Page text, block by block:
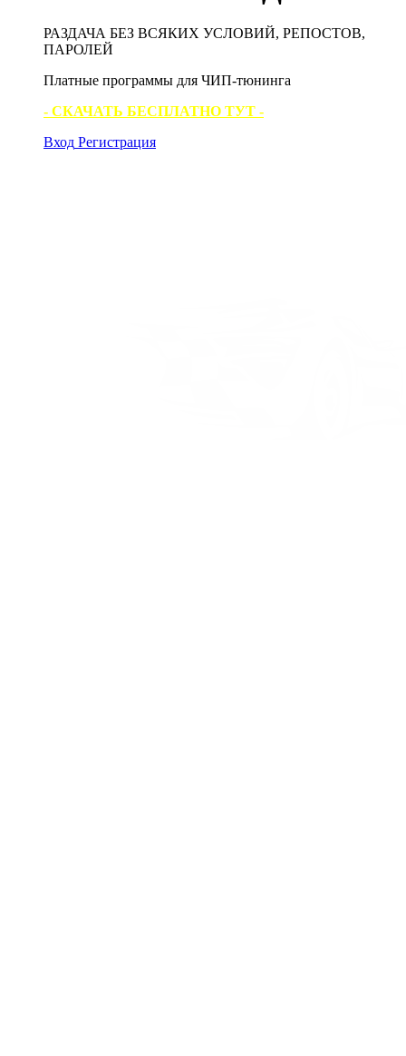
РАЗДАЧА БЕЗ ВСЯКИХ УСЛОВИЙ, РЕПОСТОВ,
ПАРОЛЕЙ
Платные программы для ЧИП-тюнинга
- СКАЧАТЬ БЕСПЛАТНО ТУТ -
Вход Регистрация